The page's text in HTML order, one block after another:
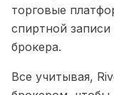
торговые
спиртной
брокера.
Все учитывая,